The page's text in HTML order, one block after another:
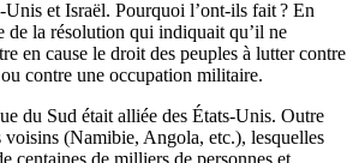
Unis et Israël. Pourquoi l’ont-ils fait ? En
de la résolution qui indiquait qu’il ne
en cause le droit des peuples à lutter contre
contre une occupation militaire.
du Sud était alliée des États-Unis. Outre
voisins (Namibie, Angola, etc.), lesquelles
centaines de milliers de personnes et